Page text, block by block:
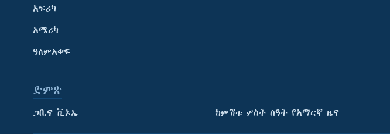
አፍሪካ
አሜሪካ
ዓለምአቀፍ
ድምጽ
ጋቢና ቪኦኤ ከምሽቱ ሦስት ሰዓት የአማርኛ ዜና